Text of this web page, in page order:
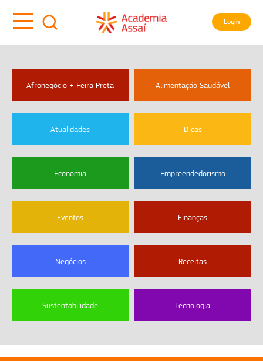
Login
Afronegócio + Feira Preta Alimentação Saudável
Atualidades Dicas
Economia Empreendedorismo
Eventos Finanças
Negócios Receitas
Sustentabilidade Tecnologia